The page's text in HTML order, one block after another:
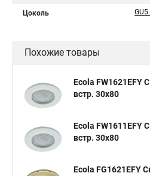
Цоколь
Похожие товары
Ecola FW1621EFY
встр. 30x80
Ecola FW1611EFY
встр. 30x80
Ecola FG1621EFY